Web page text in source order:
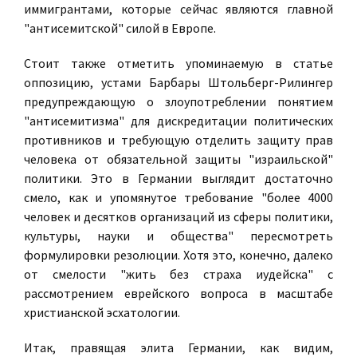
иммигрантами, которые сейчас являются главной
"антисемитской" силой в Европе.
Стоит также отметить упоминаемую в статье
оппозицию, устами Барбары Штольберг-Рилингер
предупреждающую о злоупотреблении понятием
"антисемитизма" для дискредитации политических
противников и требующую отделить защиту прав
человека от обязательной защиты "израильской"
политики. Это в Германии выглядит достаточно
смело, как и упомянутое требование "более 4000
человек и десятков организаций из сферы политики,
культуры, науки и общества" пересмотреть
формулировки резолюции. Хотя это, конечно, далеко
от смелости "жить без страха иудейска" с
рассмотрением еврейского вопроса в масштабе
христианской эсхатологии.
Итак, правящая элита Германии, как видим,